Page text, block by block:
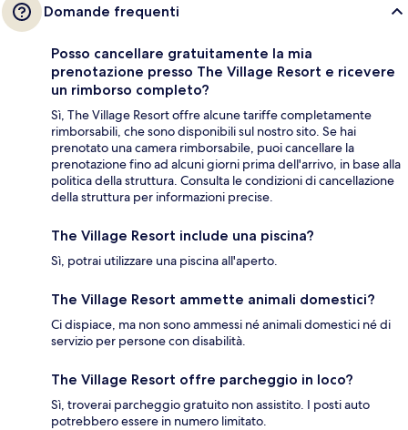
Domande frequenti
Posso cancellare gratuitamente la mia
prenotazione presso The Village Resort e ricevere
un rimborso completo?
Sì, The Village Resort offre alcune tariffe completamente
rimborsabili, che sono disponibili sul nostro sito. Se hai
prenotato una camera rimborsabile, puoi cancellare la
prenotazione fino ad alcuni giorni prima dell'arrivo, in base alla
politica della struttura. Consulta le condizioni di cancellazione
della struttura per informazioni precise.
The Village Resort include una piscina?
Sì, potrai utilizzare una piscina all'aperto.
The Village Resort ammette animali domestici?
Ci dispiace, ma non sono ammessi né animali domestici né di
servizio per persone con disabilità.
The Village Resort offre parcheggio in loco?
Sì, troverai parcheggio gratuito non assistito. I posti auto
potrebbero essere in numero limitato.